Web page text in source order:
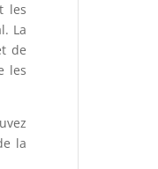
les
La
de
les
la